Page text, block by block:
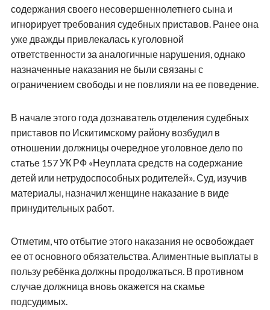
содержания своего несовершеннолетнего сына и
игнорирует требования судебных приставов. Ранее она
уже дважды привлекалась к уголовной
ответственности за аналогичные нарушения, однако
назначенные наказания не были связаны с
ограничением свободы и не повлияли на ее поведение.
В начале этого года дознаватель отделения судебных
приставов по Искитимскому району возбудил в
отношении должницы очередное уголовное дело по
статье 157 УК РФ «Неуплата средств на содержание
детей или нетрудоспособных родителей». Суд, изучив
материалы, назначил женщине наказание в виде
принудительных работ.
Отметим, что отбытие этого наказания не освобождает
ее от основного обязательства. Алиментные выплаты в
пользу ребёнка должны продолжаться. В противном
случае должница вновь окажется на скамье
подсудимых.